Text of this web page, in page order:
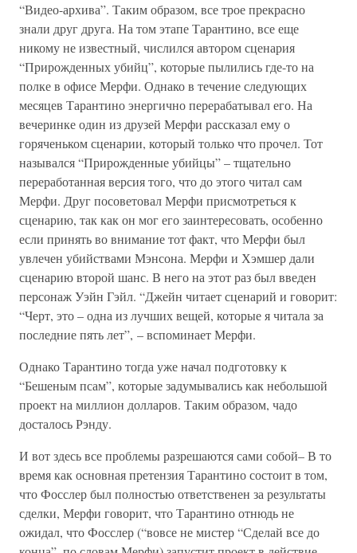
“Видео-архива”. Таким образом, все трое прекрасно
знали друг друга. На том этапе Тарантино, все еще
никому не известный, числился автором сценария
“Прирожденных убийц”, которые пылились где-то на
полке в офисе Мерфи. Однако в течение следующих
месяцев Тарантино энергично перерабатывал его. На
вечеринке один из друзей Мерфи рассказал ему о
горяченьком сценарии, который только что прочел. Тот
назывался “Прирожденные убийцы” – тщательно
переработанная версия того, что до этого читал сам
Мерфи. Друг посоветовал Мерфи присмотреться к
сценарию, так как он мог его заинтересовать, особенно
если принять во внимание тот факт, что Мерфи был
увлечен убийствами Мэнсона. Мерфи и Хэмшер дали
сценарию второй шанс. В него на этот раз был введен
персонаж Уэйн Гэйл. “Джейн читает сценарий и говорит:
“Черт, это – одна из лучших вещей, которые я читала за
последние пять лет”, – вспоминает Мерфи.
Однако Тарантино тогда уже начал подготовку к
“Бешеным псам”, которые задумывались как небольшой
проект на миллион долларов. Таким образом, чадо
досталось Рэнду.
И вот здесь все проблемы разрешаются сами собой– В то
время как основная претензия Тарантино состоит в том,
что Фосслер был полностью ответственен за результаты
сделки, Мерфи говорит, что Тарантино отнюдь не
ожидал, что Фосслер (“вовсе не мистер “Сделай все до